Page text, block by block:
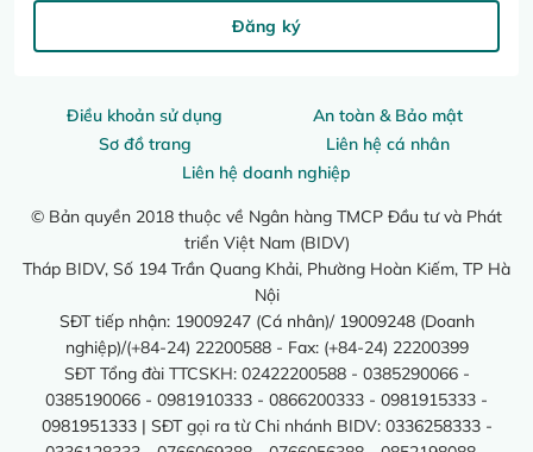
Điều khoản sử dụng
An toàn & Bảo mật
Sơ đồ trang
Liên hệ cá nhân
Liên hệ doanh nghiệp
© Bản quyền 2018 thuộc về Ngân hàng TMCP Đầu tư và Phát
triển Việt Nam (BIDV)
Tháp BIDV, Số 194 Trần Quang Khải, Phường Hoàn Kiếm, TP Hà
Nội
SĐT tiếp nhận: 19009247 (Cá nhân)/ 19009248 (Doanh
nghiệp)/(+84-24) 22200588 - Fax: (+84-24) 22200399
SĐT Tổng đài TTCSKH: 02422200588 - 0385290066 -
0385190066 - 0981910333 - 0866200333 - 0981915333 -
0981951333 | SĐT gọi ra từ Chi nhánh BIDV: 0336258333 -
Đăng ký